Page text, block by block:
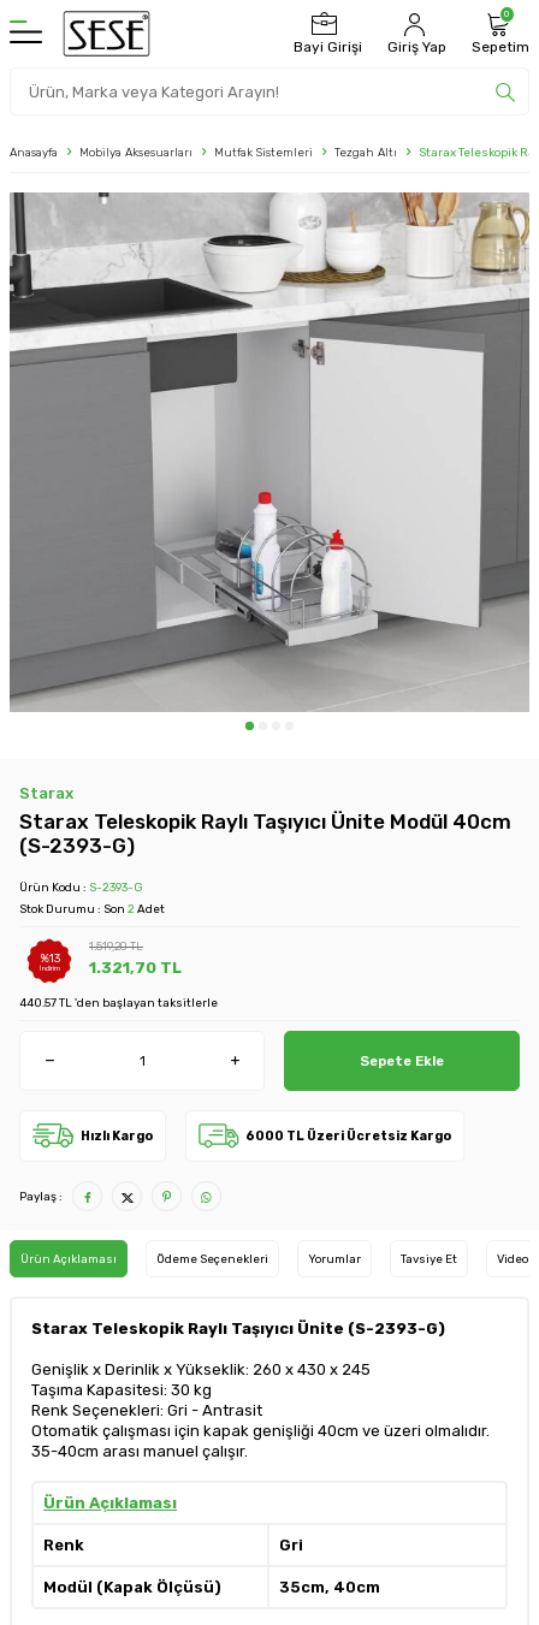
Bayi Girişi Giriş Yap
0
Sepetim
Anasayfa Mobilya Aksesuarları Mutfak Sistemleri Tezgah Altı Starax Teleskopik
Starax
Starax Teleskopik Raylı Taşıyıcı Ünite Modül 40cm
(S-2393-G)
Ürün Kodu : S-2393-G
Stok Durumu : Son 2 Adet
%13
İndirim
1.519,20TL
1.321,70 TL
440.57 TL 'den başlayan taksitlerle
Sepete Ekle
Hızlı Kargo 6000 TL Üzeri Ücretsiz Kargo
Paylaş :
Ürün Açıklaması Ödeme Seçenekleri Yorumlar Tavsiye Et Video
Starax Teleskopik Raylı Taşıyıcı Ünite (S-2393-G)
Genişlik x Derinlik x Yükseklik: 260 x 430 x 245
Taşıma Kapasitesi: 30 kg
Renk Seçenekleri: Gri - Antrasit
Otomatik çalışması için kapak genişliği 40cm ve üzeri olmalıdır.
35-40cm arası manuel çalışır.
Ürün Açıklaması
Renk Gri
Modül (Kapak Ölçüsü) 35cm, 40cm